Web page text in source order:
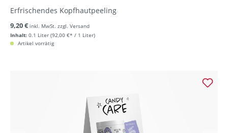
Erfrischendes Kopfhautpeeling
Inhalt: 0.1 Liter (92,00 €* / 1 Liter)
9,20 € inkl. MwSt. zzgl. Versand
Artikel vorrätig